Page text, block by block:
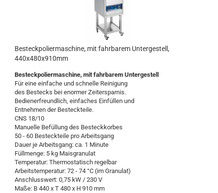
Besteckpoliermaschine, mit fahrbarem Untergestell,
440x480x910mm
Besteckpoliermaschine, mit fahrbarem Untergestell
Für eine einfache und schnelle Reinigung
des Bestecks bei enormer Zeitersparnis.
Bedienerfreundlich, einfaches Einfüllen und
Entnehmen der Besteckteile.
CNS 18/10
Manuelle Befüllung des Besteckkorbes
50 - 60 Besteckteile pro Arbeitsgang
Dauer je Arbeitsgang: ca. 1 Minute
Füllmenge: 5 kg Maisgranulat
Temperatur: Thermostatisch regelbar
Arbeitstemperatur: 72 - 74 °C (im Granulat)
Anschlusswert: 0,75 kW / 230 V
Maße: B 440 x T 480 x H 910 mm